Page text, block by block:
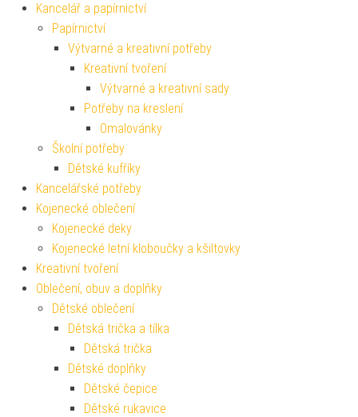
Kancelář a papírnictví
Papírnictví
Výtvarné a kreativní potřeby
Kreativní tvoření
Výtvarné a kreativní sady
Potřeby na kreslení
Omalovánky
Školní potřeby
Dětské kufříky
Kancelářské potřeby
Kojenecké oblečení
Kojenecké deky
Kojenecké letní kloboučky a kšiltovky
Kreativní tvoření
Oblečení, obuv a doplňky
Dětské oblečení
Dětská trička a tílka
Dětská trička
Dětské doplňky
Dětské čepice
Dětské rukavice